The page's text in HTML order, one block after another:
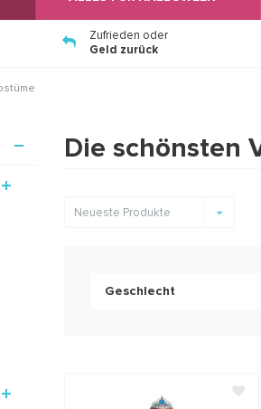
Zufrieden oder
Geld zurück
Die schönsten
Neueste Produkte
Geschlecht